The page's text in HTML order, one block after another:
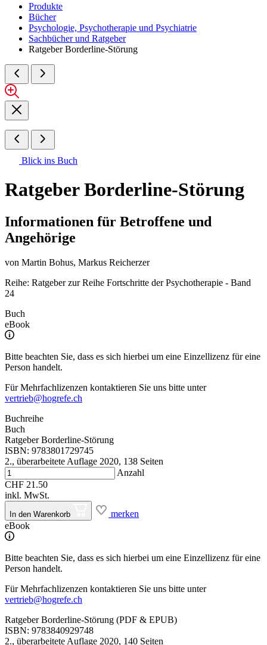
Produkte
Bücher
Psychologie, Psychotherapie und Psychiatrie
Sachbücher und Ratgeber
Ratgeber Borderline-Störung
Blick ins Buch
Ratgeber Borderline-Störung
Informationen für Betroffene und
Angehörige
von Martin Bohus, Markus Reicherzer
Reihe: Ratgeber zur Reihe Fortschritte der Psychotherapie - Band
24
Buch
eBook
Bitte beachten Sie, dass es sich hierbei um eine Einzellizenz für eine
Person handelt.
Für Mehrfachlizenzen kontaktieren Sie uns bitte unter
vertrieb@hogrefe.ch
Buchreihe
Buch
Ratgeber Borderline-Störung
ISBN: 9783801729745
2., überarbeitete Auflage 2020, 138 Seiten
Anzahl
CHF 21.50
inkl. MwSt.
In den Warenkorb
merken
eBook
Bitte beachten Sie, dass es sich hierbei um eine Einzellizenz für eine
Person handelt.
Für Mehrfachlizenzen kontaktieren Sie uns bitte unter
vertrieb@hogrefe.ch
Ratgeber Borderline-Störung (PDF & EPUB)
ISBN: 9783840929748
2., überarbeitete Auflage 2020, 140 Seiten